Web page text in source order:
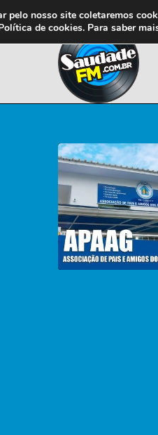
pelo nosso site coletaremos
de cookies. Para saber